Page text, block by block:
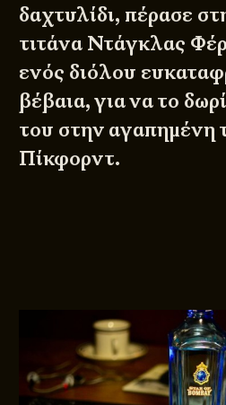
δαχτυλίδι, πέρασε
τιτάνα Ντάγκλας
ενός διόλου
βέβαια, για να το
του στην αγαπημένη
Πίκφορντ.